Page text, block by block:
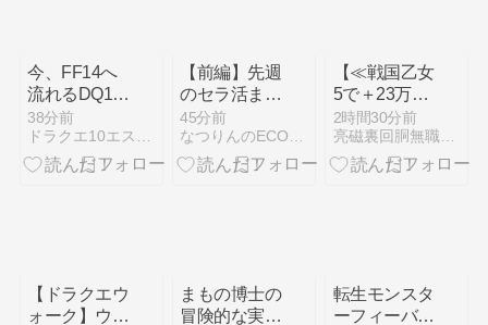
今、FF14へ
流れるDQ10
プレイヤーが
増加中？
DQ10界隈で
38分前
【前編】先週
のセラ活まと
め（７月２７
日～８月２
日）
45分前
【≪戦国乙女
5で＋23万超
≫ 亮磁裏回
胴収支
『2026年6
2時間30分前
【ドラクエウ
ォーク】ウル
まもの博士の
冒険的な実験
転生モンスタ
ーフィーバー